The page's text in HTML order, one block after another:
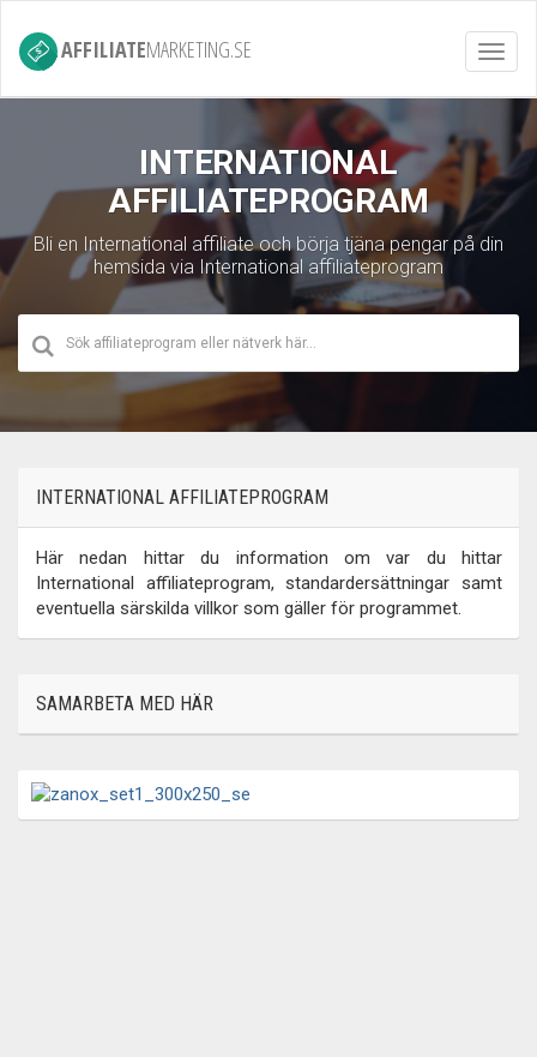
AFFILIATEMARKETING.SE
INTERNATIONAL
AFFILIATEPROGRAM
Bli en International affiliate och börja tjäna pengar på din
hemsida via International affiliateprogram
INTERNATIONAL AFFILIATEPROGRAM
Här nedan hittar du information om var du hittar
International affiliateprogram, standardersättningar samt
eventuella särskilda villkor som gäller för programmet.
SAMARBETA MED HÄR